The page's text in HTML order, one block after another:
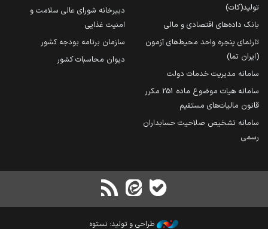
تولید(کات)
بانک داده‌های اقتصادی و مالی
تارنمای پنجره واحد محیط‌های آزمون
(ایران تما)
سامانه مدیریت خدمات دولت
سامانه هیات موضوع ماده 251 مکرر
قانون مالیات‌های مستقیم
سامانه تشخیص صلاحیت حسابداران
رسمی
دبیرخانه شورای عالی سلامت و
امنیت غذایی
سازمان برنامه بودجه کشور
دیوان محاسبات کشور
طراحی و تولید: نستوه